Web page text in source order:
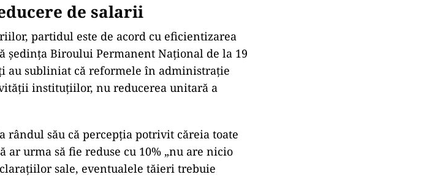
de salarii
partidul este de acord cu eficientizarea
ședința Biroului Permanent Naţional de la 19
au subliniat că reformele în administrație
instituțiilor, nu reducerea unitară a
său că percepția potrivit căreia toate
urma să fie reduse cu 10% „nu are nicio
sale, eventualele tăieri trebuie